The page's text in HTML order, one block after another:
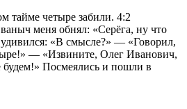
тайме четыре забили. 4:2
меня обнял: «Серёга, ну что
«В смысле?» — «Говорил,
— «Извините, Олег Иванович,
Посмеялись и пошли в